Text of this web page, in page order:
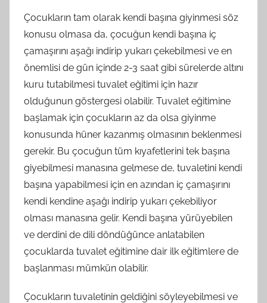
Çocukların tam olarak kendi başına giyinmesi söz
konusu olmasa da, çocuğun kendi başına iç
çamaşırını aşağı indirip yukarı çekebilmesi ve en
önemlisi de gün içinde 2-3 saat gibi sürelerde altını
kuru tutabilmesi tuvalet eğitimi için hazır
olduğunun göstergesi olabilir. Tuvalet eğitimine
başlamak için çocukların az da olsa giyinme
konusunda hüner kazanmış olmasının beklenmesi
gerekir. Bu çocuğun tüm kıyafetlerini tek başına
giyebilmesi manasına gelmese de, tuvaletini kendi
başına yapabilmesi için en azından iç çamaşırını
kendi kendine aşağı indirip yukarı çekebiliyor
olması manasına gelir. Kendi başına yürüyebilen
ve derdini de dili döndüğünce anlatabilen
çocuklarda tuvalet eğitimine dair ilk eğitimlere de
başlanması mümkün olabilir.
Çocukların tuvaletinin geldiğini söyleyebilmesi ve